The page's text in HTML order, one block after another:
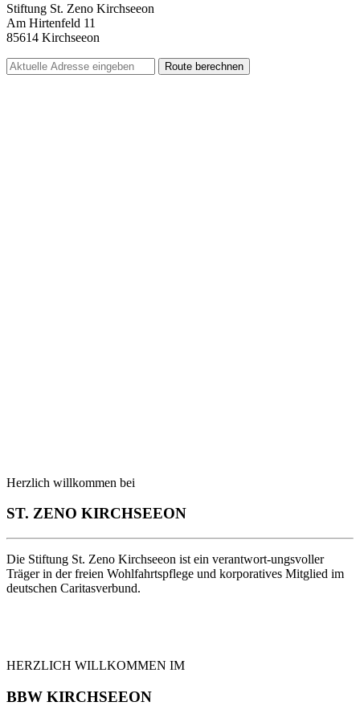
Stiftung St. Zeno Kirchseeon
Am Hirtenfeld 11
85614 Kirchseeon
Route berechnen
Herzlich willkommen bei
ST. ZENO KIRCHSEEON
Die Stiftung St. Zeno Kirchseeon ist ein verantwort-ungsvoller
Träger in der freien Wohlfahrtspflege und korporatives Mitglied im
deutschen Caritasverbund.
HERZLICH WILLKOMMEN IM
BBW KIRCHSEEON